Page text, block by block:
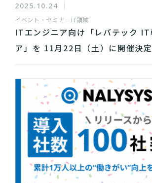
2025.10.24
イベント・セミナーIT領域
ITエンジニア向け「レバテック IT
ア」を 11月22日（土）に開催決定